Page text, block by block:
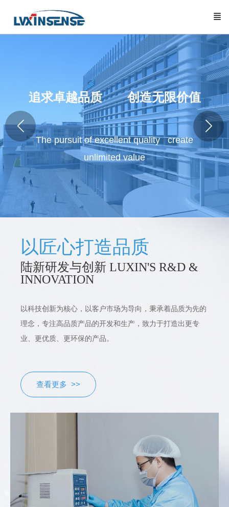
追求卓越品质 创造无限价值
The pursuit of excellent quality create
unlimited value
以匠心打造品质
陆新研发与创新 LUXIN'S R&D &
INNOVATION
以科技创新为核心，以客户市场为导向，秉承着品质为先的
理念，专注高品质产品的开发和生产，致力于打造出更专
业、更优质、更环保的产品。
查看更多 >>